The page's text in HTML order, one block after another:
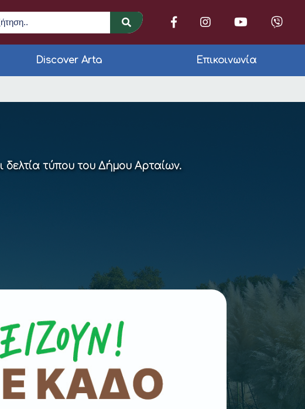
Discover Arta Επικοινωνία
πλατεία Κιλκίς
τύπου του Δήμου Αρταίων.